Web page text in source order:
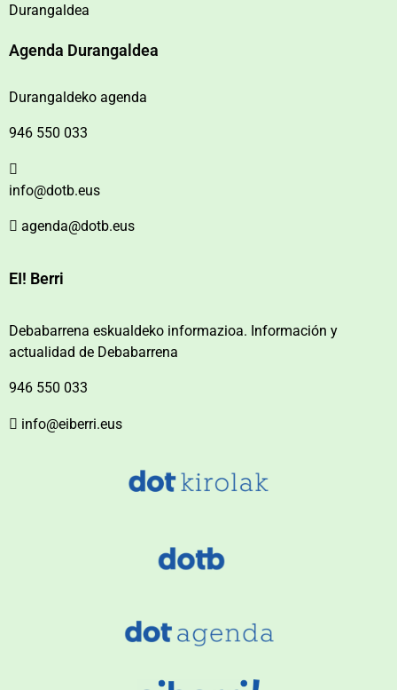
Durangaldea
Agenda Durangaldea
Durangaldeko agenda
946 550 033
info@dotb.eus
agenda@dotb.eus
EI! Berri
Debabarrena eskualdeko informazioa. Información y
actualidad de Debabarrena
946 550 033
info@eiberri.eus